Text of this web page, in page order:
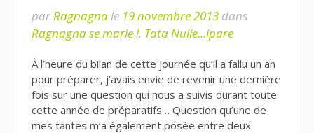
parRagnagnale 19 novembre 2013 dans
Ragnagna se marie !, Tata Nulle...ipare
À l’heure du bilan de cette journée qu’il a fallu un an
pour préparer, j’avais envie de revenir une dernière
fois sur une question qui nous a suivis durant toute
cette année de préparatifs… Question qu’une de
mes tantes m’a également posée entre deux